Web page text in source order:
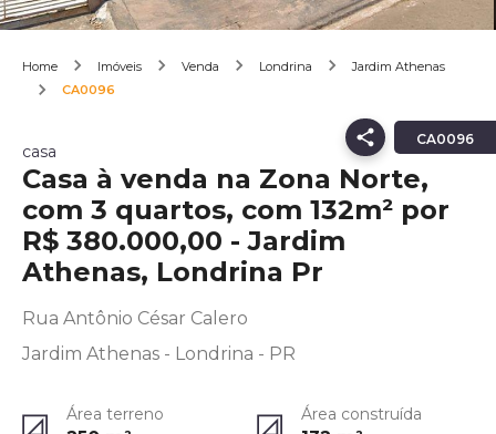
Home Imóveis Venda Londrina
Jardim Athenas
CA0096
CA0096
casa
Casa à venda na Zona Norte,
com 3 quartos, com 132m² por
R$ 380.000,00 - Jardim
Athenas, Londrina Pr
Rua Antônio César Calero
Jardim Athenas - Londrina - PR
Área terreno Área construída